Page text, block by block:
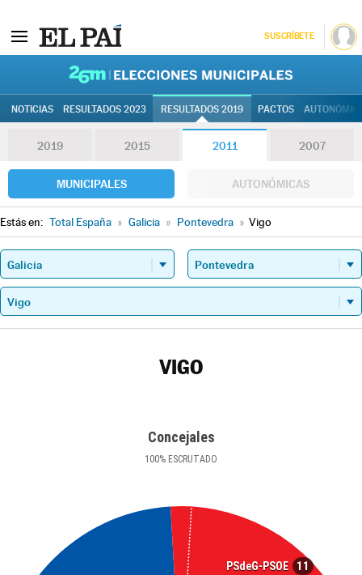
SUSCRÍBETE
NOTICIAS RESULTADOS 2023 RESULTADOS 2019 PACTOS
2019 2015 2011 2007
MUNICIPALES AUTONÓMICAS
Estás en: Total España » Galicia » Pontevedra » Vigo
VIGO
Concejales
100% ESCRUTADO
PSdeG-PSOE 11